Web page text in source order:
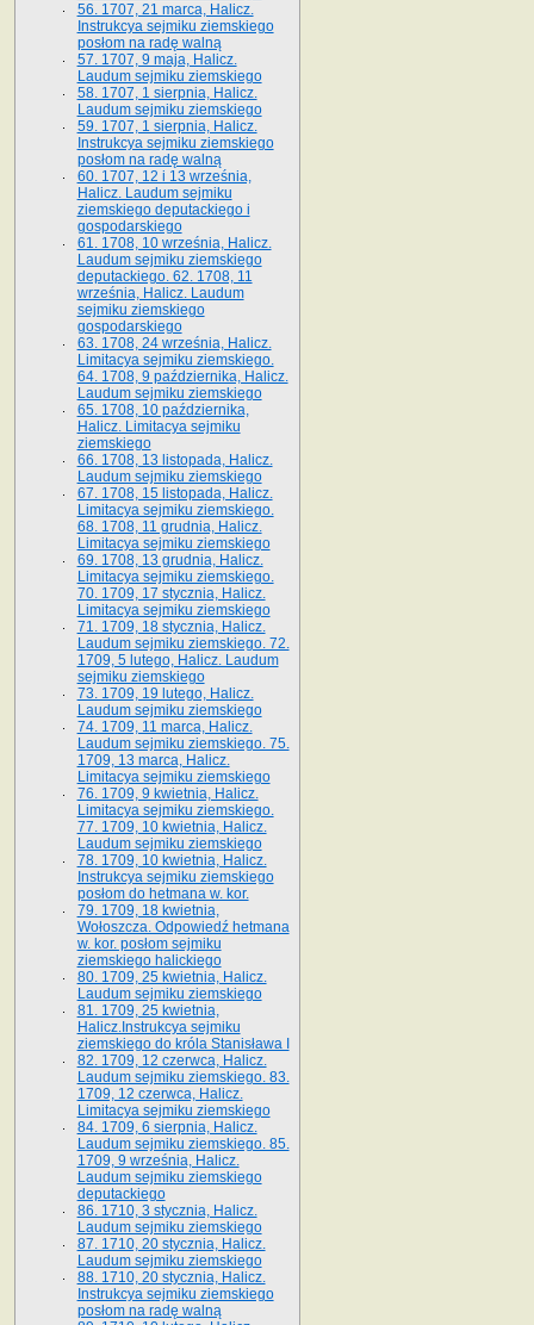
56. 1707, 21 marca, Halicz.
Instrukcya sejmiku ziemskiego
posłom na radę walną
57. 1707, 9 maja, Halicz.
Laudum sejmiku ziemskiego
58. 1707, 1 sierpnia, Halicz.
Laudum sejmiku ziemskiego
59. 1707, 1 sierpnia, Halicz.
Instrukcya sejmiku ziemskiego
posłom na radę walną
60. 1707, 12 i 13 września,
Halicz. Laudum sejmiku
ziemskiego deputackiego i
gospodarskiego
61. 1708, 10 września, Halicz.
Laudum sejmiku ziemskiego
deputackiego. 62. 1708, 11
września, Halicz. Laudum
sejmiku ziemskiego
gospodarskiego
63. 1708, 24 września, Halicz.
Limitacya sejmiku ziemskiego.
64. 1708, 9 października, Halicz.
Laudum sejmiku ziemskiego
65­. 1708, 10 października,
Halicz. Limitacya sejmiku
ziemskiego
66. 1708, 13 listopada, Halicz.
Laudum sejmiku ziemskiego
67. 1708, 15 listopada, Halicz.
Limitacya sejmiku ziemskiego.
68. 1708, 11 grudnia, Halicz.
Limitacya sejmiku ziemskiego
69. 1708, 13 grudnia, Halicz.
Limitacya sejmiku ziemskiego.
70. 1709, 17 stycznia, Halicz.
Limitacya sejmiku ziemskiego
71. 1709, 18 stycznia, Halicz.
Laudum sejmiku ziemskiego. 72.
1709, 5 lutego, Halicz. Laudum
sejmiku ziemskiego
73. 1709, 19 lutego, Halicz.
Laudum sejmiku ziemskiego
74. 1709, 11 marca, Halicz.
Laudum sejmiku ziemskiego. 75.
1709, 13 marca, Halicz.
Limitacya sejmiku ziemskiego
76. 1709, 9 kwietnia, Halicz.
Limitacya sejmiku ziemskiego.
77. 1709, 10 kwietnia, Halicz.
Laudum sejmiku ziemskiego
78. 1709, 10 kwietnia, Halicz.
Instrukcya sejmiku ziemskiego
posłom do hetmana w. kor.
79. 1709, 18 kwietnia,
Wołoszcza. Odpowiedź hetmana
w. kor. posłom sejmiku
ziemskiego halickiego
80. 1709, 25 kwietnia, Halicz.
Laudum sejmiku ziemskiego
81. 1709, 25 kwietnia,
Halicz.Instrukcya sejmiku
ziemskiego do króla Stanisława I
82. 1709, 12 czerwca, Halicz.
Laudum sejmiku ziemskiego. 83.
1709, 12 czerwca, Halicz.
Limitacya sejmiku ziemskiego
84. 1709, 6 sierpnia, Halicz.
Laudum sejmiku ziemskiego. 85.
1709, 9 września, Halicz.
Laudum sejmiku ziemskiego
deputackiego
86. 1710, 3 stycznia, Halicz.
Laudum sejmiku ziemskiego
87. 1710, 20 stycznia, Halicz.
Laudum sejmiku ziemskiego
88. 1710, 20 stycznia, Halicz.
Instrukcya sejmiku ziemskiego
posłom na radę walną